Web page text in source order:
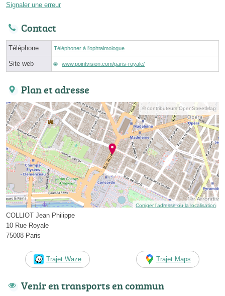
Signaler une erreur
Contact
Téléphone Téléphoner à l'ophtalmologue
Site web www.pointvision.com/paris-royale/
Plan et adresse
© contributeurs OpenStreetMap
Corriger l’adresse ou la localisation
COLLIOT Jean Philippe
10 Rue Royale
75008 Paris
Trajet Waze Trajet Maps
Venir en transports en commun